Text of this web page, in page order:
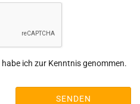
habe ich zur Kenntnis genommen.
SENDEN